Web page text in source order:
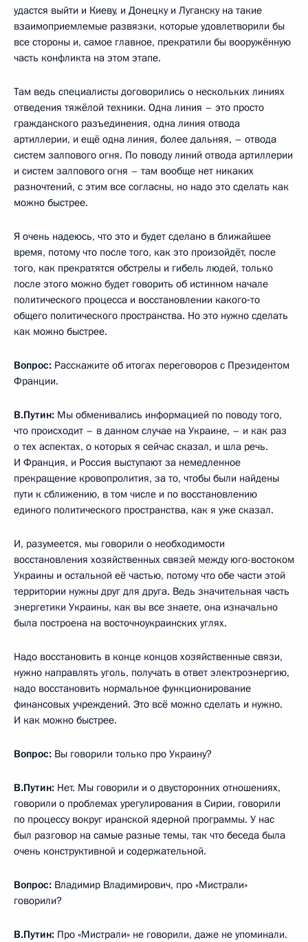
удастся выйти и Киеву, и Донецку и Луганску на такие
взаимоприемлемые развязки, которые удовлетворили бы
все стороны и, самое главное, прекратили бы вооружённую
часть конфликта на этом этапе.
Там ведь специалисты договорились о нескольких линиях
отведения тяжёлой техники. Одна линия – это просто
гражданского разъединения, одна линия отвода
артиллерии, и ещё одна линия, более дальняя, – отвода
систем залпового огня. По поводу линий отвода артиллерии
и систем залпового огня – там вообще нет никаких
разночтений, с этим все согласны, но надо это сделать как
можно быстрее.
Я очень надеюсь, что это и будет сделано в ближайшее
время, потому что после того, как это произойдёт, после
того, как прекратятся обстрелы и гибель людей, только
после этого можно будет говорить об истинном начале
политического процесса и восстановлении какого‑то
общего политического пространства. Но это нужно сделать
как можно быстрее.
Вопрос: Расскажите об итогах переговоров с Президентом
Франции.
В.Путин: Мы обменивались информацией по поводу того,
что происходит – в данном случае на Украине, – и как раз
о тех аспектах, о которых я сейчас сказал, и шла речь.
И Франция, и Россия выступают за немедленное
прекращение кровопролития, за то, чтобы были найдены
пути к сближению, в том числе и по восстановлению
единого политического пространства, как я уже сказал.
И, разумеется, мы говорили о необходимости
восстановления хозяйственных связей между юго-востоком
Украины и остальной её частью, потому что обе части этой
территории нужны друг для друга. Ведь значительная часть
энергетики Украины, как вы все знаете, она изначально
была построена на восточноукраинских углях.
Надо восстановить в конце концов хозяйственные связи,
нужно направлять уголь, получать в ответ электроэнергию,
надо восстановить нормальное функционирование
финансовых учреждений. Это всё можно сделать и нужно.
И как можно быстрее.
Вопрос: Вы говорили только про Украину?
В.Путин: Нет. Мы говорили и о двусторонних отношениях,
говорили о проблемах урегулирования в Сирии, говорили
по процессу вокруг иранской ядерной программы. У нас
был разговор на самые разные темы, так что беседа была
очень конструктивной и содержательной.
Вопрос: Владимир Владимирович, про «Мистрали»
говорили?
В.Путин: Про «Мистрали» не говорили, даже не упоминали.